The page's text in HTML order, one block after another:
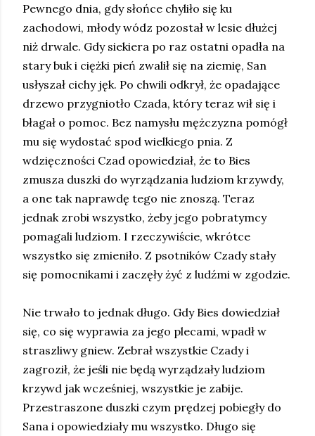
Pewnego dnia, gdy słońce chyliło się ku
zachodowi, młody wódz pozostał w lesie dłużej
niż drwale. Gdy siekiera po raz ostatni opadła na
stary buk i ciężki pień zwalił się na ziemię, San
usłyszał cichy jęk. Po chwili odkrył, że opadające
drzewo przygniotło Czada, który teraz wił się i
błagał o pomoc. Bez namysłu mężczyzna pomógł
mu się wydostać spod wielkiego pnia. Z
wdzięczności Czad opowiedział, że to Bies
zmusza duszki do wyrządzania ludziom krzywdy,
a one tak naprawdę tego nie znoszą. Teraz
jednak zrobi wszystko, żeby jego pobratymcy
pomagali ludziom. I rzeczywiście, wkrótce
wszystko się zmieniło. Z psotników Czady stały
się pomocnikami i zaczęły żyć z ludźmi w zgodzie.
Nie trwało to jednak długo. Gdy Bies dowiedział
się, co się wyprawia za jego plecami, wpadł w
straszliwy gniew. Zebrał wszystkie Czady i
zagroził, że jeśli nie będą wyrządzały ludziom
krzywd jak wcześniej, wszystkie je zabije.
Przestraszone duszki czym prędzej pobiegły do
Sana i opowiedziały mu wszystko. Długo się